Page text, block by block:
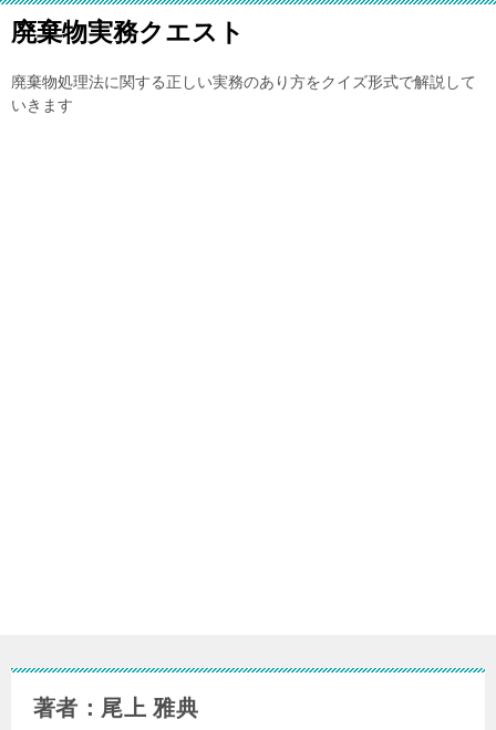
廃棄物実務クエスト
廃棄物処理法に関する正しい実務のあり方をクイズ形式で解説して
いきます
著者：尾上 雅典